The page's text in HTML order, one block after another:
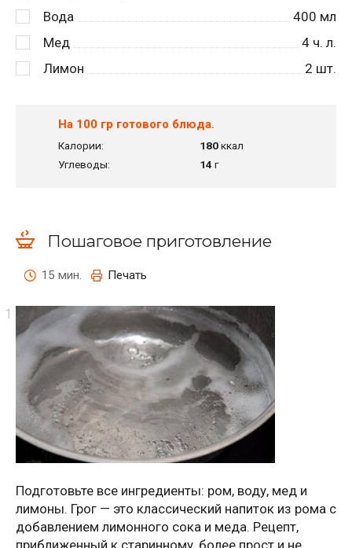
Вода
400 мл
Мед
4 ч. л.
Лимон
2 шт.
На 100 гр готового блюда.
Калории: 180ккал
Углеводы:
14 г
Пошаговое приготовление
15 мин. Печать
Подготовьте все ингредиенты: ром, воду, мед и
лимоны. Грог — это классический напиток из рома с
добавлением лимонного сока и меда. Рецепт,
приближенный к старинному, более прост и не